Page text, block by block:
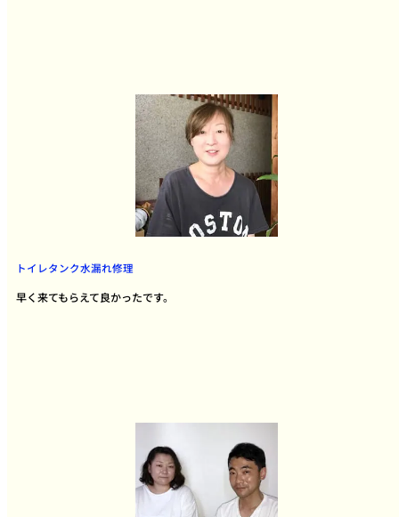
トイレタンク水漏れ修理
早く来てもらえて良かったです。